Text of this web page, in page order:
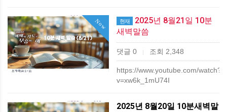
Now 현재
2025년 8월21일 10분
새벽말씀
댓글 0 | 조회 2,348
https://www.youtube.com/watch?
v=xw6k_1mU74I
2025년 8월20일 10분새벽말